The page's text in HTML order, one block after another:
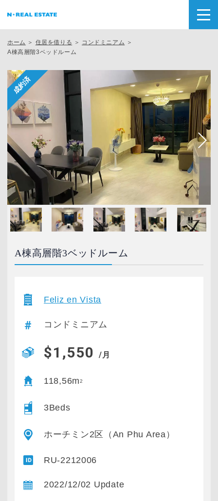
ホーム ＞ 住居を借りる ＞ コンドミニアム ＞
A棟高層階3ベッドルーム
A棟高層階3ベッドルーム
Feliz en Vista
コンドミニアム
$1,550 /月
118,56m2
3Beds
ホーチミン2区（An Phu Area）
RU-2212006
2022/12/02 Update